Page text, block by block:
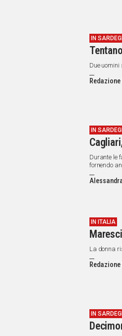
IN
Due
IN
Durante le
fornendo
IN ITALIA
La donna
IN